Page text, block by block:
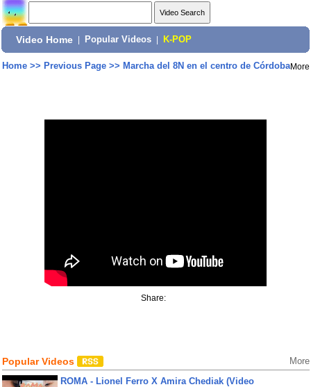
Video Home Popular Videos K-POP
Home>> Previous Page>> Marcha del 8N en el centro de CórdobaMore
Share:
Popular Videos More
ROMA - Lionel Ferro X Amira Chediak (Video